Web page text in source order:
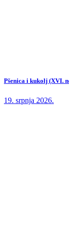
Pšenica i kukolj (XVI.
19. srpnja 2026.